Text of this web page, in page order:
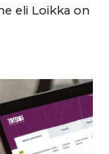
eli Loikka on